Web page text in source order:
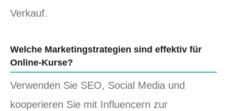
Verkauf.
Welche Marketingstrategien sind effektiv für
Online-Kurse?
Verwenden Sie SEO, Social Media und
kooperieren Sie mit Influencern zur